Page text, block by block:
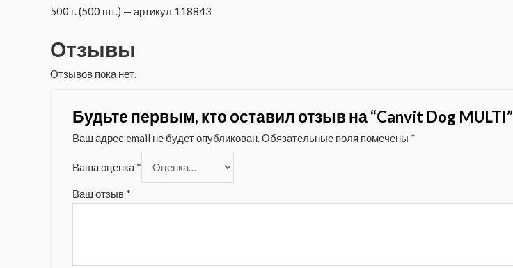
500 г. (500 шт.) — артикул 118843
Отзывы
Отзывов пока нет.
Будьте первым, кто оставил отзыв на “Canvit Dog MULTI”
Ваш адрес email не будет опубликован.Обязательные поля помечены *
Ваша оценка *
Ваш отзыв *